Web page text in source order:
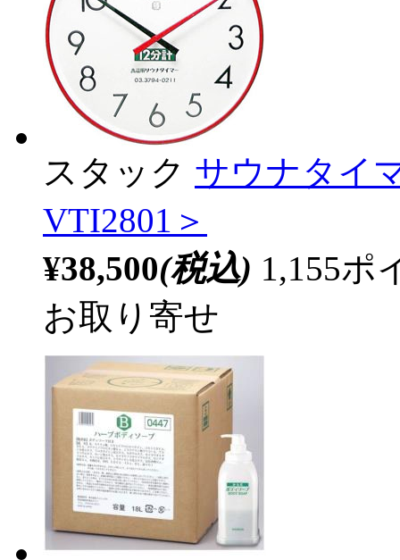
スタック サウナタイ
VTI2801＞
¥38,500(税込) 1,155ポ
お取り寄せ